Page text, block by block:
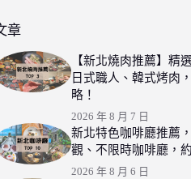
章
【新北燒肉推薦】精
日式職人、韓式烤肉
略！
2026 年 8 月 7 日
新北特色咖啡廳推薦
觀、不限時咖啡廳，
2026 年 8 月 6 日